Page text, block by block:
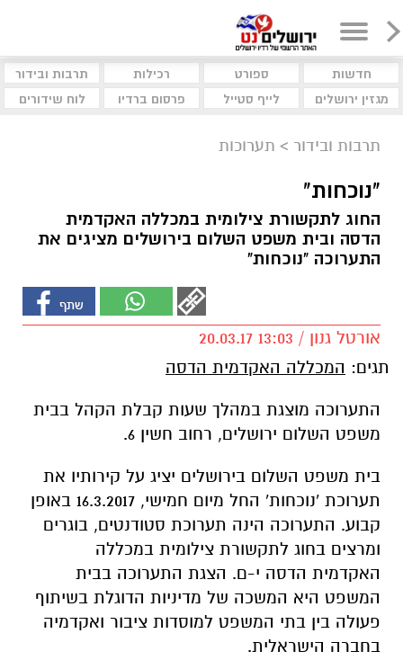
חדשות ספורט רכילות
תרבות ובידור
מגזין ירושלים
לייף סטייל פרסום ברדיו לוח שידורים
תרבות ובידור > תערוכות
"נוכחות"
החוג לתקשורת צילומית במכללה האקדמית
הדסה ובית משפט השלום בירושלים מציגים את
התערוכה "נוכחות"
אורטל גנון / 13:03 20.03.17
תגים: המכללה האקדמית הדסה
התערוכה מוצגת במהלך שעות קבלת הקהל בבית
משפט השלום ירושלים, רחוב חשין 6.
בית משפט השלום בירושלים יציג על קירותיו את
תערוכת 'נוכחות' החל מיום חמישי, 16.3.2017 באופן
קבוע. התערוכה הינה תערוכת סטודנטים, בוגרים
ומרצים בחוג לתקשורת צילומית במכללה
האקדמית הדסה י-ם. הצגת התערוכה בבית
המשפט היא המשכה של מדיניות הדוגלת בשיתוף
פעולה בין בתי המשפט למוסדות ציבור ואקדמיה
בחברה הישראלית.